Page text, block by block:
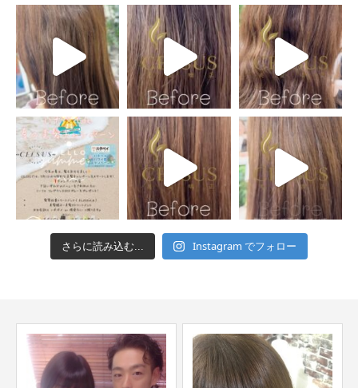
さらに読み込む... Instagram でフォロー